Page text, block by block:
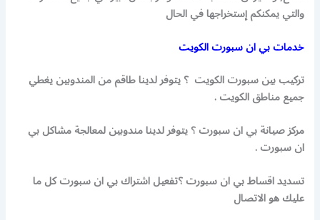
والتي يمكنكم إستخراجها في الحال
خدمات بي ان سبورت الكويت
تركيب بين سبورت الكويت ؟ يتوفر لدينا طاقم من المندوبين يغطي
جميع مناطق الكويت .
مركز صيانة بي ان سبورت ؟ يتوفر لدينا مندوبين لمعالجة مشاكل بي
ان سبورت .
تسديد اقساط بي ان سبورت ؟تفعيل اشتراك بي ان سبورت كل ما
عليك هو الاتصال